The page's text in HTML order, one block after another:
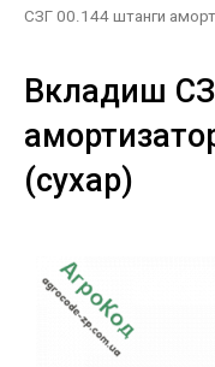
СЗГ 00.144 штанги
Вкладиш
(сухар)